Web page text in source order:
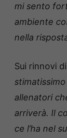
mi sento
ambiente
nella
Sui rinnovi di
allenatori
arriverà. Il
ce l’ha nel